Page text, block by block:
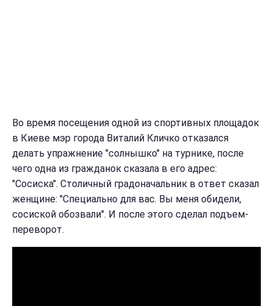
Во время посещения одной из спортивных площадок
в Киеве мэр города Виталий Кличко отказался
делать упражнение "солнышко" на турнике, после
чего одна из гражданок сказала в его адрес:
"Сосиска". Столичный градоначальник в ответ сказал
женщине: "Специально для вас. Вы меня обидели,
сосиской обозвали". И после этого сделал подъем-
переворот.